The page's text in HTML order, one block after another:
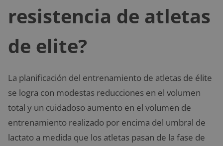
resistencia de atletas
de elite?
La planificación del entrenamiento de atletas de élite
se logra con modestas reducciones en el volumen
total y un cuidadoso aumento en el volumen de
entrenamiento realizado por encima del umbral de
lactato a medida que los atletas pasan de la fase de